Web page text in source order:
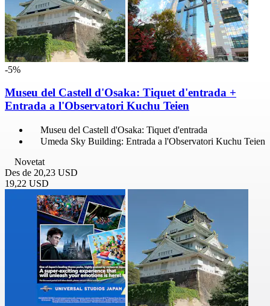
-5%
Museu del Castell d'Osaka: Tiquet d'entrada +
Entrada a l'Observatori Kuchu Teien
Museu del Castell d'Osaka: Tiquet d'entrada
Umeda Sky Building: Entrada a l'Observatori Kuchu Teien
Novetat
Des de 20,23 USD
19,22 USD